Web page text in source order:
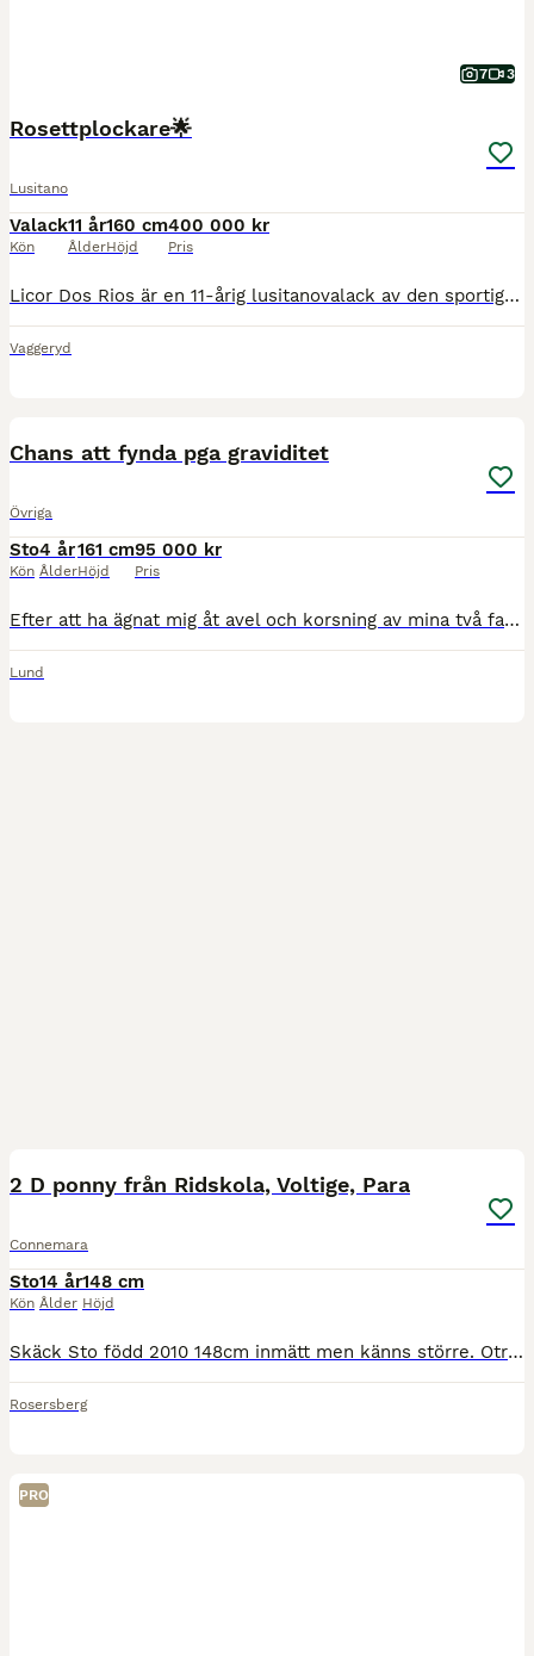
7 3
Rosettplockare🌟
Lusitano
Valack
Kön
11 år
Ålder
160 cm
Höjd
400 000 kr
Pris
Licor Dos Rios är en 11-årig lusitanovalack av den sportigare modellen. Ca 160 cm men upplevs större. Mycket snygg typ och korrekta ben. Han importerades från Portugal i feb -23 av oss. På 3 år har
Vaggeryd
Chans att fynda pga graviditet
Övriga
Sto
Kön
4 år
Ålder
161 cm
Höjd
95 000 kr
Pris
Efter att ha ägnat mig åt avel och korsning av mina två favoritraser, lusitano och svenskt halvblod, är jag nu själv gravid och måste dra ner på antalet hästar. Jag är därför öppen för bud på samtliga
Lund
2 D ponny från Ridskola, Voltige, Para
Connemara
Sto
Kön
14 år
Ålder
148 cm
Höjd
Skäck Sto född 2010 148cm inmätt men känns större. Otroligt snällt sto säljes som kan ridas ut av alla, både ensam och i grupp, först som sist. Passar dig som vill ha en bästa kompis att njuta i sko
Rosersberg
PRO